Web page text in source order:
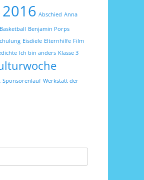
2016 Abschied Anna
Basketball Benjamin Porps
Eisdiele Elternhilfe Film
Ich bin anders Klasse 3
Sponsorenlauf Werkstatt der